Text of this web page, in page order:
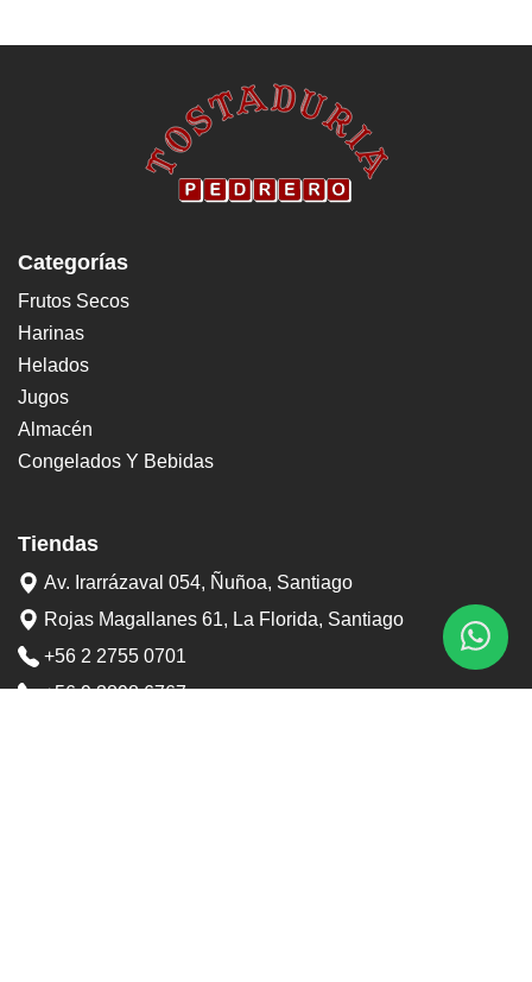
Categorías
Frutos Secos
Harinas
Helados
Jugos
Almacén
Congelados Y Bebidas
Tiendas
Av. Irarrázaval 054, Ñuñoa, Santiago
Rojas Magallanes 61, La Florida, Santiago
+56 2 2755 0701
+56 9 3898 6767